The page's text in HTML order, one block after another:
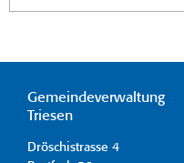
Gemeindeverwaltung
Triesen
Dröschistrasse 4